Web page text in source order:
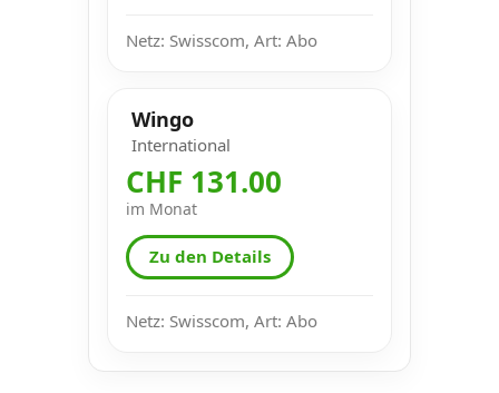
Netz: Swisscom, Art: Abo
Wingo
International
CHF 131.00
im Monat
Zu den Details
Netz: Swisscom, Art: Abo